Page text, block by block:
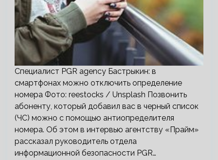
Специалист PGR agency Бастрыкин: в
смартфонах можно отключить определение
номера Фото: reestocks / Unsplash Позвонить
абоненту, который добавил вас в черный список
(ЧС) можно с помощью антиопределителя
номера. Об этом в интервью агентству «Прайм»
рассказал руководитель отдела
информационной безопасности PGR…